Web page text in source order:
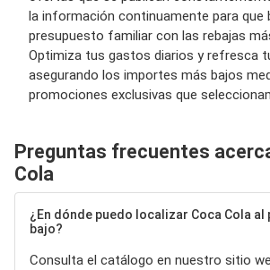
la información continuamente para que
presupuesto familiar con las rebajas
Optimiza tus gastos diarios y refresca
asegurando los importes más bajos
promociones exclusivas que
Preguntas frecuentes
Cola
¿En dónde puedo localizar Coca Cola al
bajo?
Consulta el catálogo en nuestro sitio